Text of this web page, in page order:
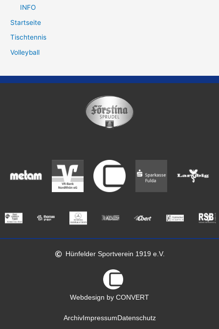
INFO
Startseite
Tischtennis
Volleyball
Hünfelder Sportverein 1919 e.V.
Webdesign by CONVERT
ArchivImpressum Datenschutz